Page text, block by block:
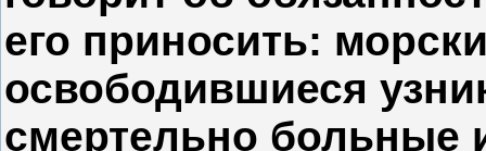
его приносить:
освободившиеся
смертельно больные